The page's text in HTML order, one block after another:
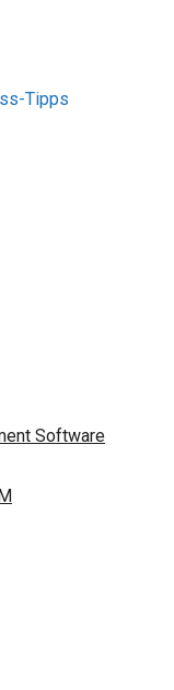
Tipps
Software